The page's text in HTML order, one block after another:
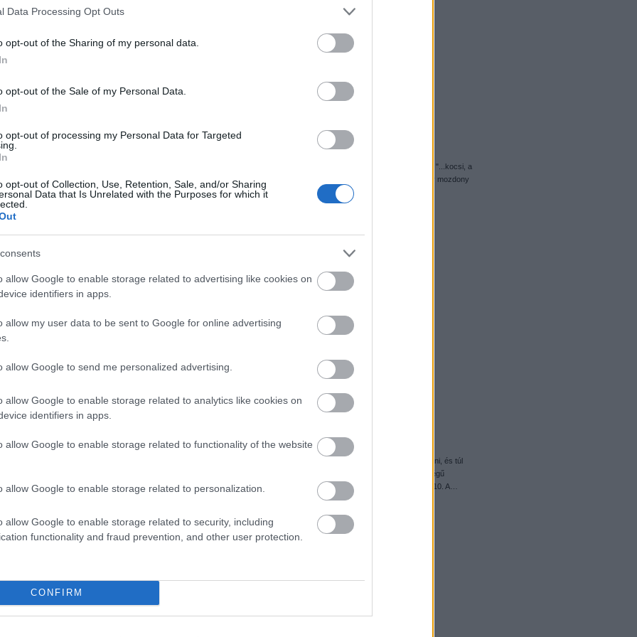
Data Processing Opt Outs
opt-out of the Sharing of my personal data.
opt-out of the Sale of my Personal Data.
opt-out of processing my Personal Data for Targeted
opt-out of Collection, Use, Retention, Sale, and/or Sharing
Data that Is Unrelated with the Purposes for which it
allow Google to enable storage related to advertising like cookies on
identifiers in apps.
allow my user data to be sent to Google for online advertising
allow Google to send me personalized advertising.
allow Google to enable storage related to analytics like cookies on
identifiers in apps.
allow Google to enable storage related to functionality of the website
allow Google to enable storage related to personalization.
allow Google to enable storage related to security, including
functionality and fraud prevention, and other user protection.
CONFIRM
árak
a piaci
most ilyen
játszik:
05:23)
Végigjátszás:
El lehet
a
komment
2010.12.22. 19:00 -tutuka
Sárga vonatkocsi - 15 elem + 2 tartalék Idézek: "Igazi kockabánya ez a..." sárga "...kocsi, a
Mikulás vonatának..." első "...kocsija. A doboz képe alapján lesz még egy [...] egy mozdony
is. Minifighez mini a vonat, microscale-nek túl nagy, de ennél kisebb…
A bejegyzés még nem ért véget! Sőt. »
Tetszik
calendar hammer
Napi advent (20.)
Microscale bulldozer - 17 elem + 2 tartalékAzt hiszem, ezt már nehéz lesz überelni, és túl
felelőtlenül szórtam a tízpontosakat eddig. Ez a tolólap, ez az egykocka szélességű
felépítmény nagyon bejön. A lánctalp meg már az előző munkagépnél is ütött. 10/10. A…
Tetszik 0